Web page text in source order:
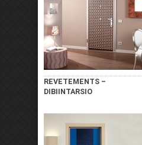
REVETEMENTS –
DIBIINTARSIO